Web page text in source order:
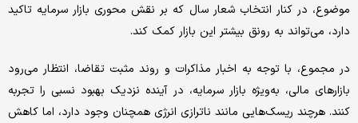
موضوع، در کنار انتخاب شعار سال که بر نقش محوری بازار سرمایه تاکید
دارد، می‌‌‌تواند به رونق بیشتر این بازار کمک کند.
در مجموع، با توجه به اخبار مذاکرات و روند مثبت تقاضا، انتظار می‌رود
بازارهای مالی، به‌‌‌ویژه بازار سرمایه، در آینده نزدیک بهبود نسبی را تجربه
کنند. هرچند ریسک‌‌‌هایی مانند ناترازی انرژی همچنان وجود دارد، اما کاهش